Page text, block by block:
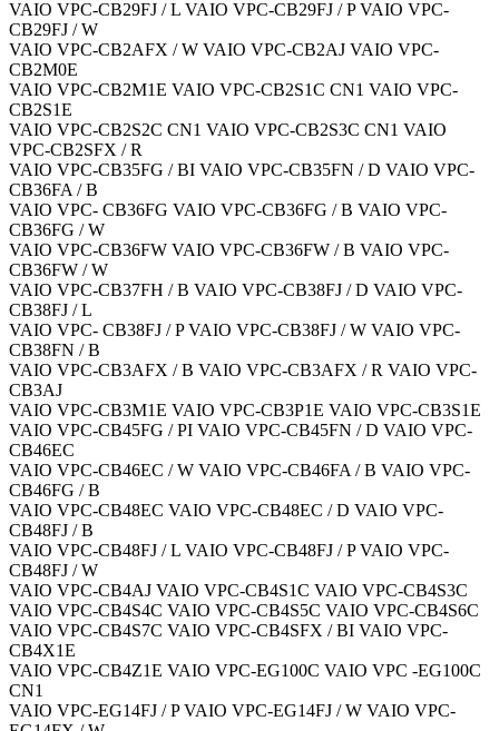
VAIO VPC-CB29FJ / L VAIO VPC-CB29FJ / P VAIO VPC-
CB29FJ / W
VAIO VPC-CB2AFX / W VAIO VPC-CB2AJ VAIO VPC-
CB2M0E
VAIO VPC-CB2M1E VAIO VPC-CB2S1C CN1 VAIO VPC-
CB2S1E
VAIO VPC-CB2S2C CN1 VAIO VPC-CB2S3C CN1 VAIO
VPC-CB2SFX / R
VAIO VPC-CB35FG / BI VAIO VPC-CB35FN / D VAIO VPC-
CB36FA / B
VAIO VPC- CB36FG VAIO VPC-CB36FG / B VAIO VPC-
CB36FG / W
VAIO VPC-CB36FW VAIO VPC-CB36FW / B VAIO VPC-
CB36FW / W
VAIO VPC-CB37FH / B VAIO VPC-CB38FJ / D VAIO VPC-
CB38FJ / L
VAIO VPC- CB38FJ / P VAIO VPC-CB38FJ / W VAIO VPC-
CB38FN / B
VAIO VPC-CB3AFX / B VAIO VPC-CB3AFX / R VAIO VPC-
CB3AJ
VAIO VPC-CB3M1E VAIO VPC-CB3P1E VAIO VPC-CB3S1E
VAIO VPC-CB45FG / PI VAIO VPC-CB45FN / D VAIO VPC-
CB46EC
VAIO VPC-CB46EC / W VAIO VPC-CB46FA / B VAIO VPC-
CB46FG / B
VAIO VPC-CB48EC VAIO VPC-CB48EC / D VAIO VPC-
CB48FJ / B
VAIO VPC-CB48FJ / L VAIO VPC-CB48FJ / P VAIO VPC-
CB48FJ / W
VAIO VPC-CB4AJ VAIO VPC-CB4S1C VAIO VPC-CB4S3C
VAIO VPC-CB4S4C VAIO VPC-CB4S5C VAIO VPC-CB4S6C
VAIO VPC-CB4S7C VAIO VPC-CB4SFX / BI VAIO VPC-
CB4X1E
VAIO VPC-CB4Z1E VAIO VPC-EG100C VAIO VPC -EG100C
CN1
VAIO VPC-EG14FJ / P VAIO VPC-EG14FJ / W VAIO VPC-